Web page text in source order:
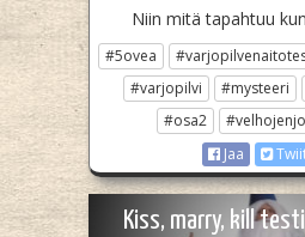
Niin mitä tapahtuu
#5ovea
#varjopilvi
#mysteeri
#osa2
Jaa
Kiss, marry, kill